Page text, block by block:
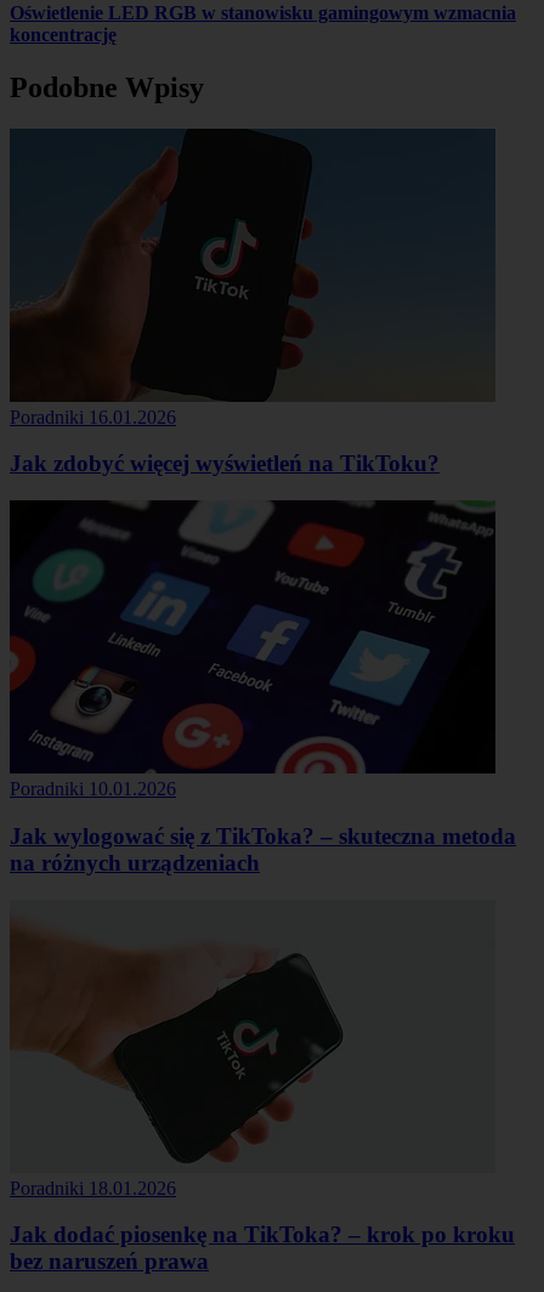
Oświetlenie LED RGB w stanowisku gamingowym wzmacnia
koncentrację
Podobne Wpisy
Poradniki 16.01.2026
Jak zdobyć więcej wyświetleń na TikToku?
Poradniki 10.01.2026
Jak wylogować się z TikToka? – skuteczna metoda
na różnych urządzeniach
Poradniki 18.01.2026
Jak dodać piosenkę na TikToka? – krok po kroku
bez naruszeń prawa